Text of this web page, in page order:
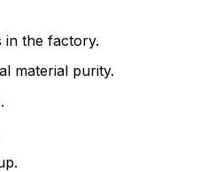
in the factory.
material purity.